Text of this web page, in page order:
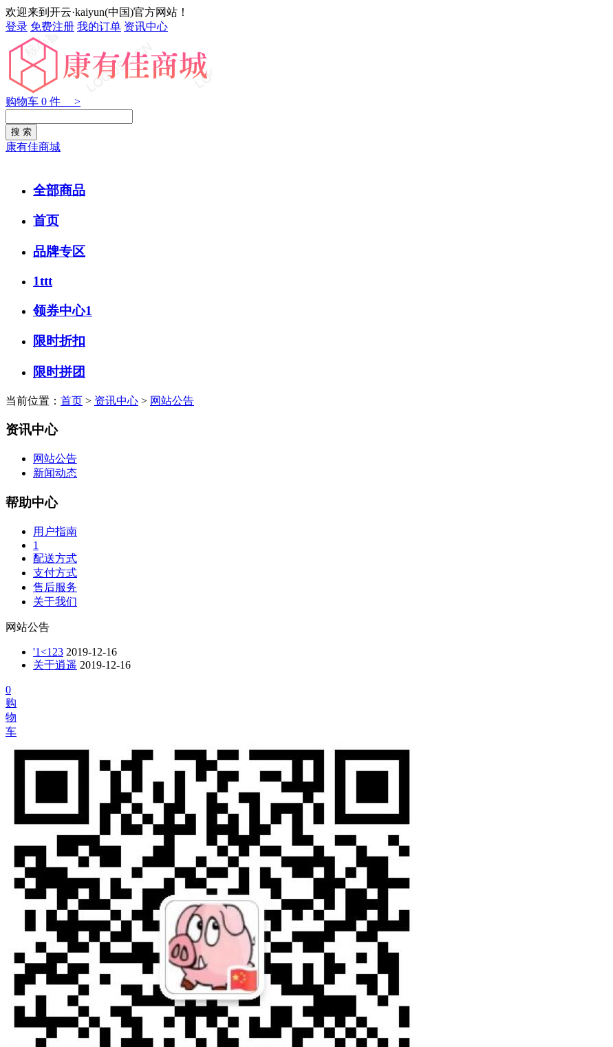
欢迎来到开云·kaiyun(中国)官方网站！
登录 免费注册 我的订单 资讯中心
购物车 0 件 >
康有佳商城
全部商品
首页
品牌专区
1ttt
领券中心1
限时折扣
限时拼团
当前位置： 首页 > 资讯中心 > 网站公告
资讯中心
网站公告
新闻动态
帮助中心
用户指南
1
配送方式
支付方式
售后服务
关于我们
网站公告
'1<123 2019-12-16
关于逍遥 2019-12-16
0
购
物
车